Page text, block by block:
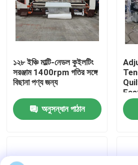
ভিডিও
আমাদের সম্পর্কে
কারখানা পরিদর্শন
১২৮ ইঞ্চি মাল্টি-নেডল কুইলটিং
সরঞ্জাম 1400rpm গতির সঙ্গে
বিছানা পণ্য জন্য
অনুসন্ধান পাঠান